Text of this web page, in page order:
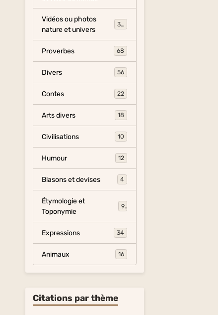
Vidéos ou photos
nature et univers
325
Proverbes 68
Divers 56
Contes 22
Arts divers 18
Civilisations 10
Humour 12
Blasons et devises 4
Étymologie et
Toponymie
9
Expressions 34
Animaux 16
Citations par thème